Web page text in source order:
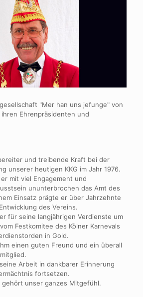
"Mer han uns jefunge" von
Ehrenpräsidenten und
und treibende Kraft bei der
unserer heutigen KKG im Jahr 1976.
mit viel Engagement und
ununterbrochen das Amt des
Einsatz prägte er über Jahrzehnte
des Vereins.
für seine langjährigen Verdienste um
Festkomitee des Kölner Karnevals
in Gold.
einen guten Freund und ein überall
Arbeit in dankbarer Erinnerung
fortsetzen.
gehört unser ganzes Mitgefühl.